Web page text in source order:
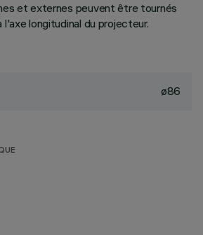
et externes peuvent être tournés
longitudinal du projecteur.
ø86